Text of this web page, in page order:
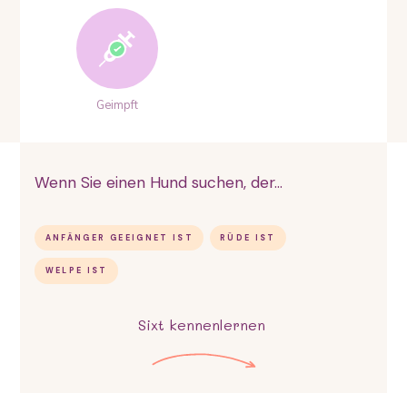
Geimpft
Wenn Sie einen Hund suchen, der...
ANFÄNGER GEEIGNET IST RÜDE IST
WELPE IST
Sixt kennenlernen